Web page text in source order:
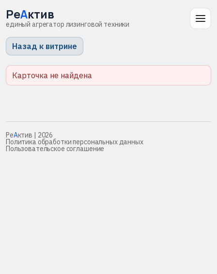
РеАктив
единый агрегатор лизинговой техники
Назад к витрине
Карточка не найдена
РеАктив | 2026
Политика обработки персональных данных
Пользовательское соглашение